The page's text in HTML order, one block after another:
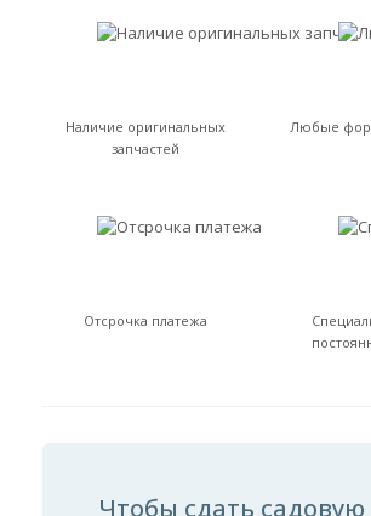
Наличие оригинальных
запчастей
Любые
Отсрочка платежа
Чтобы сдать садовую